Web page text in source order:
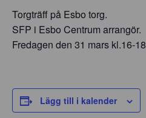
Torgträff på Esbo torg.
SFP i Esbo Centrum arrangör.
Fredagen den 31 mars kl.16-18
Lägg till i kalender